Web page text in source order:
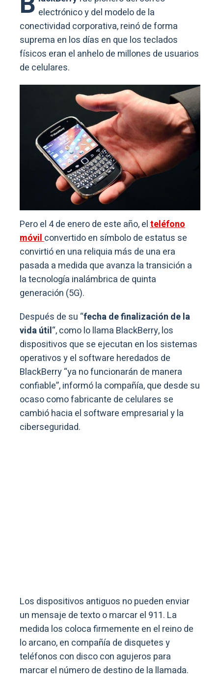
electrónico y del modelo de la
conectividad corporativa, reinó de forma
suprema en los días en que los teclados
físicos eran el anhelo de millones de usuarios
de celulares.
Pero el 4 de enero de este año, elteléfono
móvilconvertido en símbolo de estatus se
convirtió en una reliquia más de una era
pasada a medida que avanza la transición a
la tecnología inalámbrica de quinta
generación (5G).
Después de su “fecha de finalización de la
vida útil“, como lo llama BlackBerry, los
dispositivos que se ejecutan en los sistemas
operativos y el software heredados de
BlackBerry “ya no funcionarán de manera
confiable”, informó la compañía, que desde su
ocaso como fabricante de celulares se
cambió hacia el software empresarial y la
ciberseguridad.
Los dispositivos antiguos no pueden enviar
un mensaje de texto o marcar el 911. La
medida los coloca firmemente en el reino de
lo arcano, en compañía de disquetes y
teléfonos con disco con agujeros para
marcar el número de destino de la llamada.